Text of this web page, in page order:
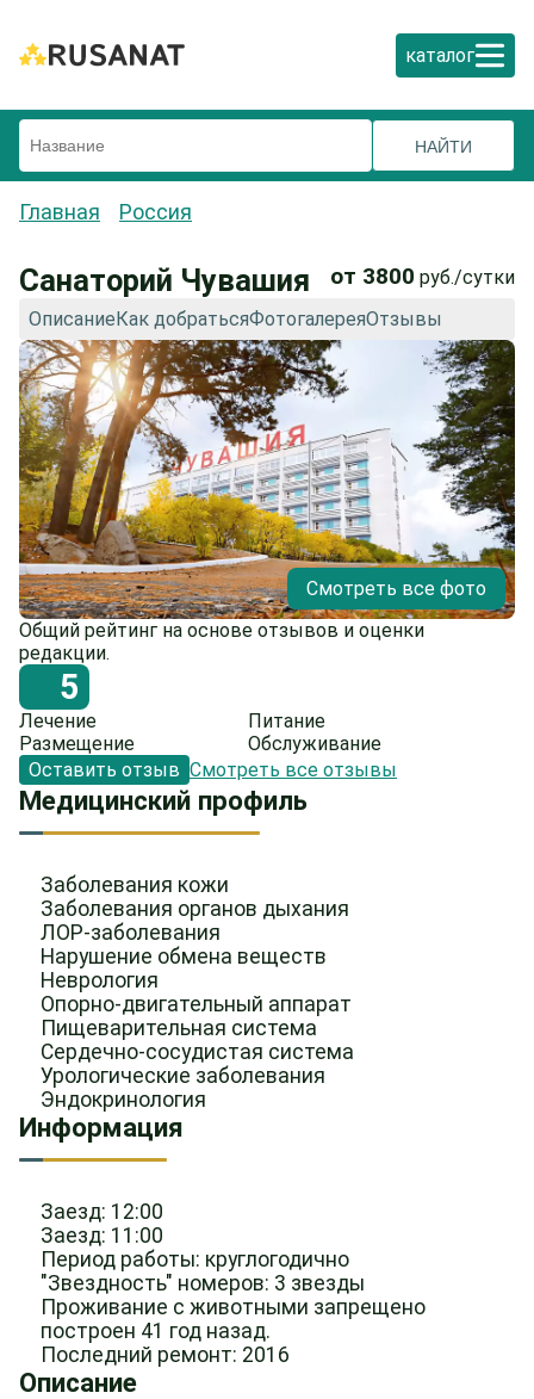
каталог
Главная Россия
Санаторий Чувашия от 3800 руб./сутки
ОписаниеКак добратьсяФотогалереяОтзывы
Смотреть все фото
Общий рейтинг на основе отзывов и оценки
редакции.
5
Лечение
Питание
Размещение
Обслуживание
Оставить отзыв Смотреть все отзывы
Медицинский профиль
Заболевания кожи
Заболевания органов дыхания
ЛОР-заболевания
Нарушение обмена веществ
Неврология
Опорно-двигательный аппарат
Пищеварительная система
Сердечно-сосудистая система
Урологические заболевания
Эндокринология
Информация
Заезд: 12:00
Заезд: 11:00
Период работы: круглогодично
"Звездность" номеров: 3 звезды
Проживание с животными запрещено
построен 41 год назад.
Последний ремонт: 2016
Описание